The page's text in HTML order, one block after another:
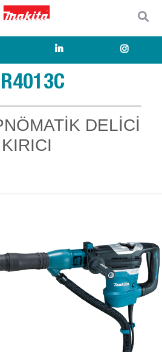
DELİCİ
KIRICI